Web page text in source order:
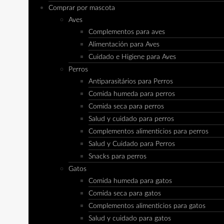
Comprar por mascota
Aves
Complementos para aves
Alimentación para Aves
Cuidado e Higiene para Aves
Perros
Antiparasitários para Perros
Comida humeda para perros
Comida seca para perros
Salud y cuidado para perros
Complementos alimenticios para perros
Salud y Cuidado para Perros
Snacks para perros
Gatos
Comida humeda para gatos
Comida seca para gatos
Complementos alimenticios para gatos
Salud y cuidado para gatos